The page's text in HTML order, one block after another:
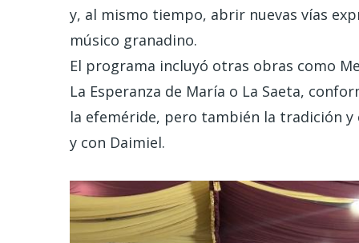
y, al mismo tiempo, abrir nuevas vías
músico granadino.
El programa incluyó otras obras como
La Esperanza de María o La Saeta,
la efeméride, pero también la tradición
y con Daimiel.